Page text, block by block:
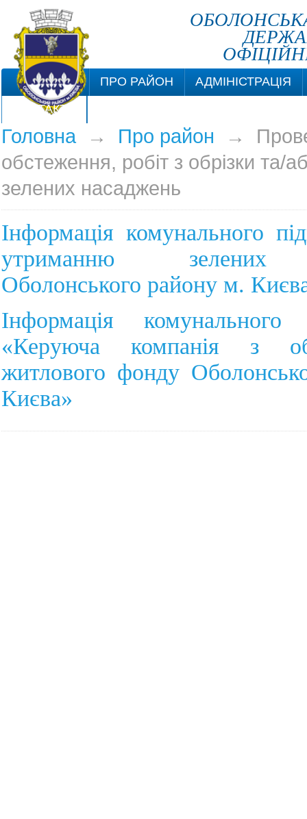
ПРО РАЙОН
АДМІНІСТРАЦІЯ
КОНТАКТИ
Головна→ Про район →
обстеження, робіт з обрізки та/
зелених насаджень
Інформація комунального
утриманню зелених
Оболонського району м.
Інформація комунального
«Керуюча компанія з
житлового фонду
Києва»